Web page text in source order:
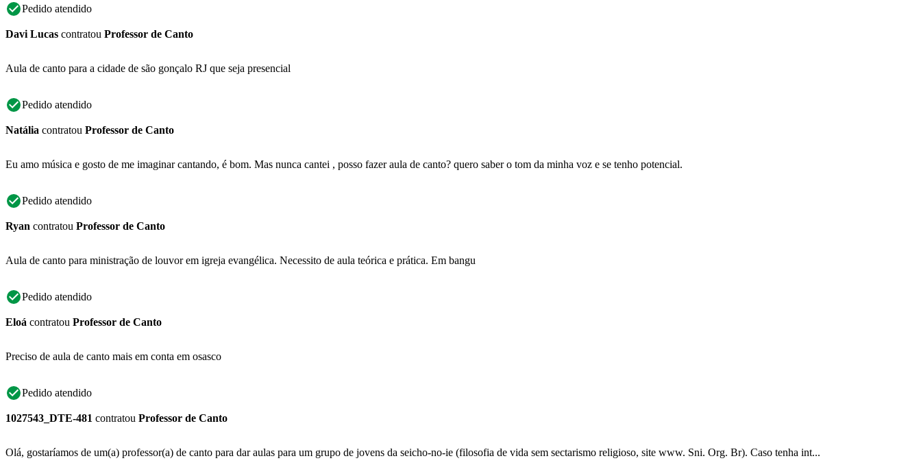
Pedido atendido
Davi Lucas contratou Professor de Canto
Aula de canto para a cidade de são gonçalo RJ que seja presencial
Pedido atendido
Natália contratou Professor de Canto
Eu amo música e gosto de me imaginar cantando, é bom. Mas nunca cantei , posso fazer aula de canto? quero saber o tom da minha voz e se tenho potencial.
Pedido atendido
Ryan contratou Professor de Canto
Aula de canto para ministração de louvor em igreja evangélica. Necessito de aula teórica e prática. Em bangu
Pedido atendido
Eloá contratou Professor de Canto
Preciso de aula de canto mais em conta em osasco
Pedido atendido
1027543_DTE-481 contratou Professor de Canto
Olá, gostaríamos de um(a) professor(a) de canto para dar aulas para um grupo de jovens da seicho-no-ie (filosofia de vida sem sectarismo religioso, site www. Sni. Org. Br). Caso tenha int...